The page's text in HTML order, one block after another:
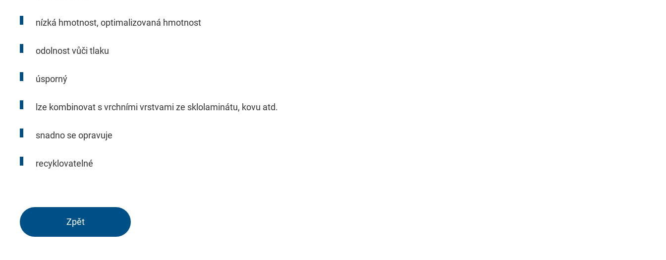
nízká hmotnost, optimalizovaná hmotnost
odolnost vůči tlaku
úsporný
lze kombinovat s vrchními vrstvami ze sklolaminátu, kovu atd.
snadno se opravuje
recyklovatelné
Zpět
External Content
Includes resources that make external content available on the website. Such as YouTube, Instagram or similar providers.